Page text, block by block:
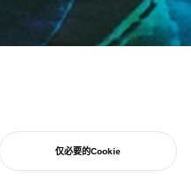
将自然中反复出现的形态重叠组合，探寻普遍
仅必要的Cookie